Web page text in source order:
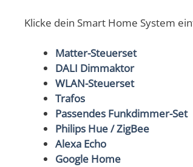
Klicke dein Smart Home System
Matter-Steuerset
DALI Dimmaktor
WLAN-Steuerset
Trafos
Passendes Funkdimmer-Set
Philips Hue / ZigBee
Alexa Echo
Google Home